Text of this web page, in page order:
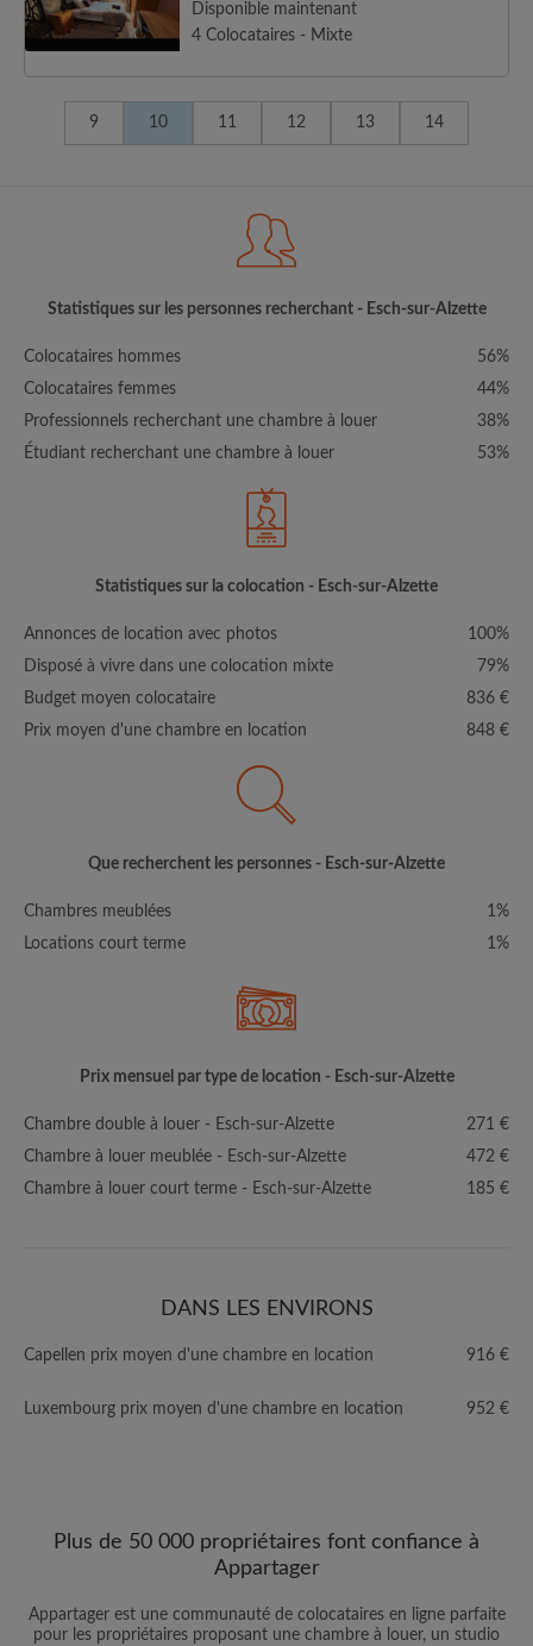
Disponible maintenant
4 Colocataires - Mixte
9 10 11 12 13 14
Statistiques sur les personnes recherchant - Esch-sur-Alzette
Colocataires hommes
56%
Colocataires femmes
44%
Professionnels recherchant une chambre à louer
38%
Étudiant recherchant une chambre à louer
53%
Statistiques sur la colocation - Esch-sur-Alzette
Annonces de location avec photos
100%
Disposé à vivre dans une colocation mixte
79%
Budget moyen colocataire
836 €
Prix moyen d'une chambre en location
848 €
Que recherchent les personnes - Esch-sur-Alzette
Chambres meublées
1%
Locations court terme
1%
Prix mensuel par type de location - Esch-sur-Alzette
Chambre double à louer - Esch-sur-Alzette
271 €
Chambre à louer meublée - Esch-sur-Alzette
472 €
Chambre à louer court terme - Esch-sur-Alzette
185 €
DANS LES ENVIRONS
Capellen prix moyen d'une chambre en location 916 €
Luxembourg prix moyen d'une chambre en location 952 €
Plus de 50 000 propriétaires font confiance à
Appartager
Appartager est une communauté de colocataires en ligne parfaite
pour les propriétaires proposant une chambre à louer, un studio